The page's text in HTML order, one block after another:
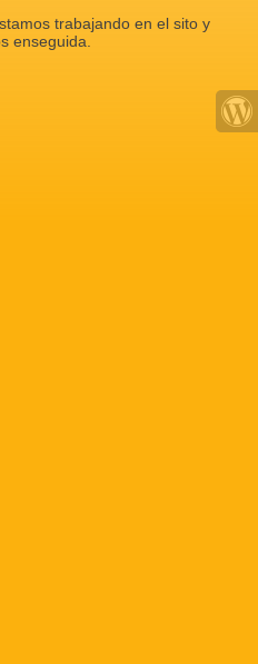
trabajando en el sito y
enseguida.